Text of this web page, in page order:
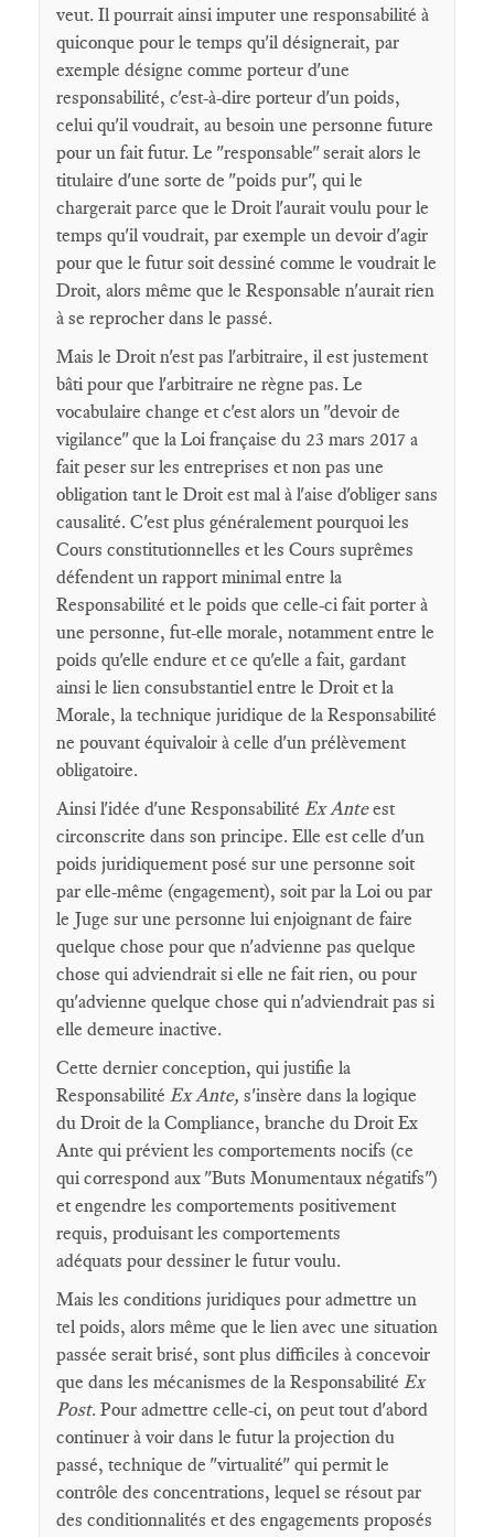
veut. Il pourrait ainsi imputer une responsabilité à
quiconque pour le temps qu'il désignerait, par
exemple désigne comme porteur d'une
responsabilité, c'est-à-dire porteur d'un poids,
celui qu'il voudrait, au besoin une personne future
pour un fait futur. Le "responsable" serait alors le
titulaire d'une sorte de "poids pur", qui le
chargerait parce que le Droit l'aurait voulu pour le
temps qu'il voudrait, par exemple un devoir d'agir
pour que le futur soit dessiné comme le voudrait le
Droit, alors même que le Responsable n'aurait rien
à se reprocher dans le passé.
Mais le Droit n'est pas l'arbitraire, il est justement
bâti pour que l'arbitraire ne règne pas. Le
vocabulaire change et c'est alors un "devoir de
vigilance" que la Loi française du 23 mars 2017 a
fait peser sur les entreprises et non pas une
obligation tant le Droit est mal à l'aise d'obliger sans
causalité. C'est plus généralement pourquoi les
Cours constitutionnelles et les Cours suprêmes
défendent un rapport minimal entre la
Responsabilité et le poids que celle-ci fait porter à
une personne, fut-elle morale, notamment entre le
poids qu'elle endure et ce qu'elle a fait, gardant
ainsi le lien consubstantiel entre le Droit et la
Morale, la technique juridique de la Responsabilité
ne pouvant équivaloir à celle d'un prélèvement
obligatoire.
Ainsi l'idée d'une Responsabilité Ex Anteest
circonscrite dans son principe. Elle est celle d'un
poids juridiquement posé sur une personne soit
par elle-même (engagement), soit par la Loi ou par
le Juge sur une personne lui enjoignant de faire
quelque chose pour que n'advienne pas quelque
chose qui adviendrait si elle ne fait rien, ou pour
qu'advienne quelque chose qui n'adviendrait pas si
elle demeure inactive.
Cette dernier conception, qui justifie la
Responsabilité Ex Ante, s'insère dans la logique
du Droit de la Compliance, branche du Droit Ex
Ante qui prévient les comportements nocifs (ce
qui correspond aux "Buts Monumentaux négatifs")
et engendre les comportements positivement
requis, produisant les comportements
adéquats pour dessiner le futur voulu.
Mais les conditions juridiques pour admettre un
tel poids, alors même que le lien avec une situation
passée serait brisé, sont plus difficiles à concevoir
que dans les mécanismes de la Responsabilité Ex
Post. Pour admettre celle-ci, on peut tout d'abord
continuer à voir dans le futur la projection du
passé, technique de "virtualité" qui permit le
contrôle des concentrations, lequel se résout par
des conditionnalités et des engagements proposés